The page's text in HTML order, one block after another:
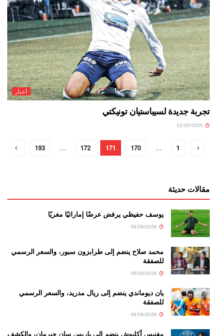
أخبار
تجربة جديدة لسيباستيان تونيكتي
1
…
170
171
172
…
193
مقالات حديثة
يوسف حفيظي يرفض عرضًا إماراتيًا مغريًا
محمد صلاح ينضم إلى طرابزون سبور، والسعر الرسمي
للصفقة
يان ديوماندي ينضم إلى ريال مدريد، والسعر الرسمي
للصفقة
مغنيس أكليوش ينضم إلى باريس سان جيرمان، والكشف